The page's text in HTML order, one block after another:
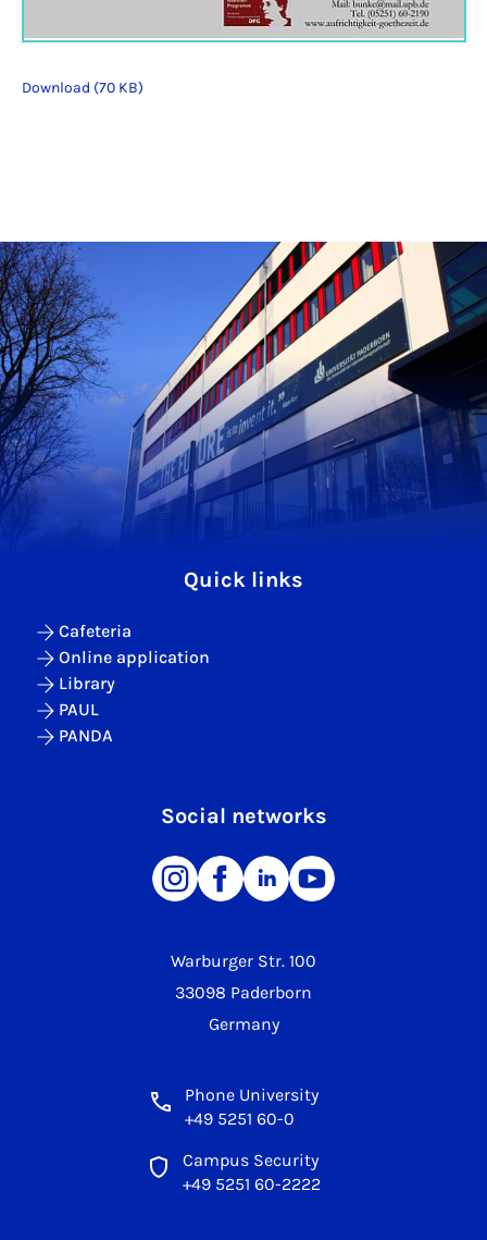
Download (70 KB)
Warburger Str. 100
33098 Paderborn
Germany
Phone University
+49 5251 60-0
Campus Security
+49 5251 60-2222
Quick links
Cafeteria
Online application
Library
PAUL
PANDA
Social networks